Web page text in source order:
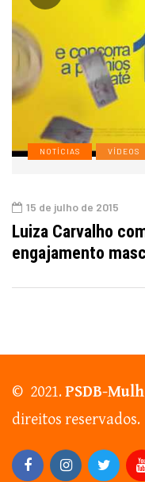
NOTÍCIAS VÍDEOS
15 de julho de 2015
Luiza Carvalho
engajamento
© 2021.PSDB-
direitos reservados.